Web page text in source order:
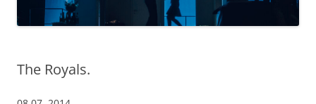
The Royals.